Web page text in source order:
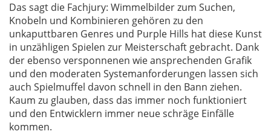
Das sagt die Fachjury: Wimmelbilder zum Suchen,
Knobeln und Kombinieren gehören zu den
unkaputtbaren Genres und Purple Hills hat diese Kunst
in unzähligen Spielen zur Meisterschaft gebracht. Dank
der ebenso versponnenen wie ansprechenden Grafik
und den moderaten Systemanforderungen lassen sich
auch Spielmuffel davon schnell in den Bann ziehen.
Kaum zu glauben, dass das immer noch funktioniert
und den Entwicklern immer neue schräge Einfälle
kommen.